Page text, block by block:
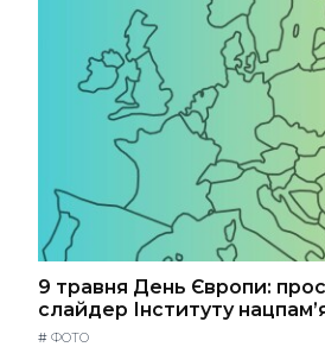
9 травня День Європи:
слайдер Інституту
# ФОТО